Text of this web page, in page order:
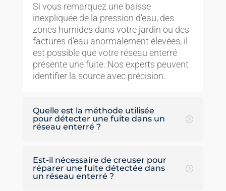
Si vous remarquez une baisse
inexpliquée de la pression d’eau, des
zones humides dans votre jardin ou des
factures d’eau anormalement élevées, il
est possible que votre réseau enterré
présente une fuite. Nos experts peuvent
identifier la source avec précision.
Quelle est la méthode utilisée
pour détecter une fuite dans un
réseau enterré ?
Est-il nécessaire de creuser pour
réparer une fuite détectée dans
un réseau enterré ?